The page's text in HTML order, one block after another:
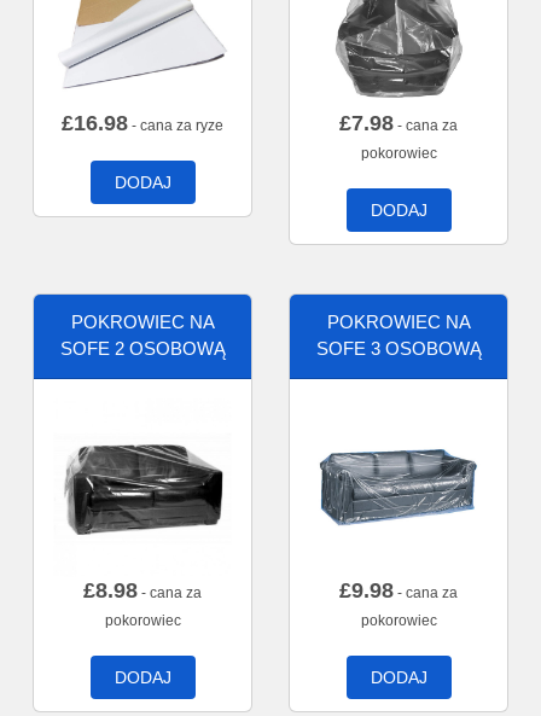
£16.98 - cana za ryze
DODAJ
£7.98 - cana za
pokorowiec
DODAJ
POKROWIEC NA
SOFE 2 OSOBOWĄ
£8.98 - cana za
pokorowiec
DODAJ
POKROWIEC NA
SOFE 3 OSOBOWĄ
£9.98 - cana za
pokorowiec
DODAJ